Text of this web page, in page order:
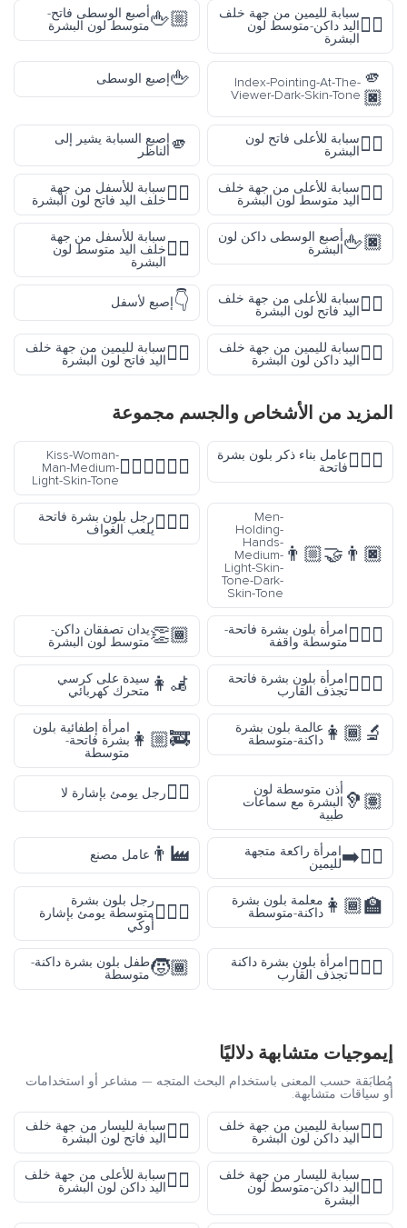
👉🏾
سبابة لليمين من جهة خلف
اليد داكن-متوسط لون
البشرة
🖕🏼أصبع الوسطى فاتح-
متوسط لون البشرة
🫵
🏿
Index-Pointing-At-The-
Viewer-Dark-Skin-Tone
🖕إصبع الوسطى
☝🏻سبابة للأعلى فاتح لون
البشرة
🫵إصبع السبابة يشير إلى
الناظر
👆🏽سبابة للأعلى من جهة خلف
اليد متوسط لون البشرة
👇🏻سبابة للأسفل من جهة
خلف اليد فاتح لون البشرة
🖕🏿أصبع الوسطى داكن لون
البشرة
👇🏽
سبابة للأسفل من جهة
خلف اليد متوسط لون
البشرة
👆🏻سبابة للأعلى من جهة خلف
اليد فاتح لون البشرة
👇إصبع لأسفل
👉🏿سبابة لليمين من جهة خلف
اليد داكن لون البشرة
👉🏻سبابة لليمين من جهة خلف
اليد فاتح لون البشرة
المزيد من الأشخاص والجسم مجموعة
👷🏻‍♂️عامل بناء ذكر بلون بشرة
فاتحة
👩🏼‍❤️‍💋‍👨🏼
Kiss-Woman-
Man-Medium-
Light-Skin-Tone
👨🏼‍🤝‍👨🏿
Men-
Holding-
Hands-
Medium-
Light-Skin-
Tone-Dark-
Skin-Tone
🏌🏻‍♂️رجل بلون بشرة فاتحة
يلعب الغواف
🧍🏼‍♀️امرأة بلون بشرة فاتحة-
متوسطة واقفة
👏🏾يدان تصفقان داكن-
متوسط لون البشرة
🚣🏻‍♀️امرأة بلون بشرة فاتحة
تجذف القارب
👩‍🦼 سيدة على كرسي
متحرك كهربائي
👩🏾‍🔬 عالمة بلون بشرة
داكنة-متوسطة
👩🏼‍🚒
امرأة إطفائية بلون
بشرة فاتحة-
متوسطة
🦻🏽
أذن متوسطة لون
البشرة مع سماعات
طبية
🙅‍♂️رجل يومئ بإشارة لا
🧎‍♀️‍➡️امرأة راكعة متجهة
لليمين
👨‍🏭 عامل مصنع
👩🏾‍🏫 معلمة بلون بشرة
داكنة-متوسطة
🙆🏽‍♂️
رجل بلون بشرة
متوسطة يومئ بإشارة
أوكي
🚣🏿‍♀️امرأة بلون بشرة داكنة
تجذف القارب
🧒🏾طفل بلون بشرة داكنة-
متوسطة
إيموجيات متشابهة دلاليًا
مُطابَقة حسب المعنى باستخدام البحث المتجه — مشاعر أو استخدامات
أو سياقات متشابهة.
👉🏿سبابة لليمين من جهة خلف
اليد داكن لون البشرة
👈🏻سبابة لليسار من جهة خلف
اليد فاتح لون البشرة
👈🏾
سبابة لليسار من جهة خلف
اليد داكن-متوسط لون
البشرة
👆🏿سبابة للأعلى من جهة خلف
اليد داكن لون البشرة